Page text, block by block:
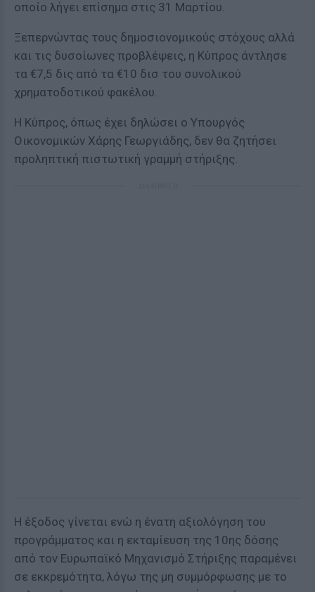
οποίο λήγει επίσημα στις 31 Μαρτίου.
Ξεπερνώντας τους δημοσιονομικούς στόχους αλλά
και τις δυσοίωνες προβλέψεις, η Κύπρος άντλησε
τα €7,5 δις από τα €10 δισ του συνολικού
χρηματοδοτικού φακέλου.
Η Κύπρος, όπως έχει δηλώσει ο Υπουργός
Οικονομικών Χάρης Γεωργιάδης, δεν θα ζητήσει
προληπτική πιστωτική γραμμή στήριξης.
Η έξοδος γίνεται ενώ η ένατη αξιολόγηση του
προγράμματος και η εκταμίευση της 10ης δόσης
από τον Ευρωπαϊκό Μηχανισμό Στήριξης παραμένει
σε εκκρεμότητα, λόγω της μη συμμόρφωσης με το